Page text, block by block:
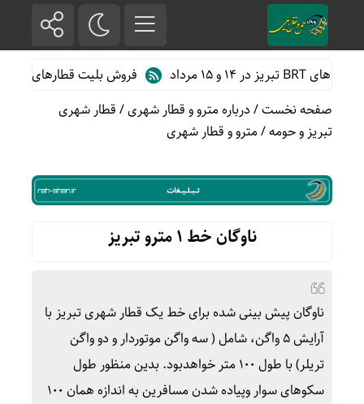
فروش بلیت قطارهای دهه آخر
صفحه نخست/درباره مترو و قطار شهری/قطار شهری
تبریز و حومه/مترو و قطار شهری
ناوگان خط ۱ مترو تبریز
ناوگان پیش بینی شده برای خط یک قطار شهری تبریز با
آرایش ۵ واگن، شامل ( سه واگن موتوردار و دو واگن
تریلر) با طول ۱۰۰ متر خواهدبود. بدین منظور طول
سکوهای سوار وپیاده شدن مسافرین به اندازه همان ۱۰۰